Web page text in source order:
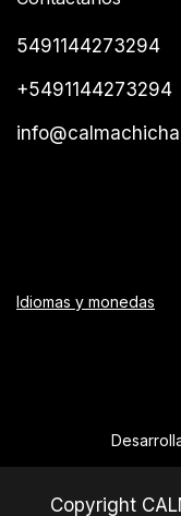
5491144273294
+5491144273294
Idiomas y monedas
Copyright